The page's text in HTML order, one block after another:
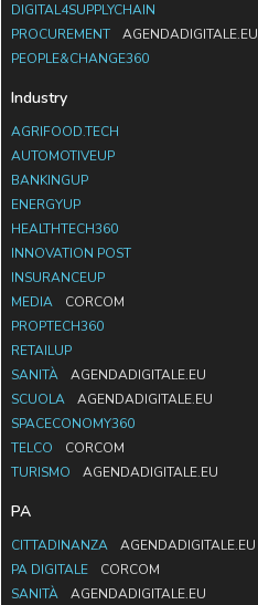
DIGITAL4SUPPLYCHAIN
PROCUREMENT
AGENDADIGITALE.EU
PEOPLE&CHANGE360
Industry
AGRIFOOD.TECH
AUTOMOTIVEUP
BANKINGUP
ENERGYUP
HEALTHTECH360
INNOVATION POST
INSURANCEUP
MEDIA
CORCOM
PROPTECH360
RETAILUP
SANITÀ
AGENDADIGITALE.EU
SCUOLA
AGENDADIGITALE.EU
SPACECONOMY360
TELCO
CORCOM
TURISMO
AGENDADIGITALE.EU
PA
CITTADINANZA
AGENDADIGITALE.EU
PA DIGITALE
CORCOM
SANITÀ
AGENDADIGITALE.EU